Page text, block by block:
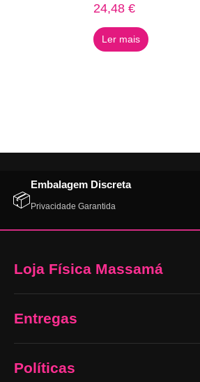
24,48€
Ler mais
📦
Embalagem Discreta
Privacidade Garantida
Loja Física Massamá
Entregas
Políticas